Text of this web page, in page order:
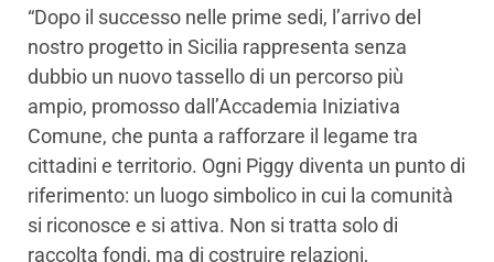
“Dopo il successo nelle prime sedi, l’arrivo del
nostro progetto in Sicilia rappresenta senza
dubbio un nuovo tassello di un percorso più
ampio, promosso dall’Accademia Iniziativa
Comune, che punta a rafforzare il legame tra
cittadini e territorio. Ogni Piggy diventa un punto di
riferimento: un luogo simbolico in cui la comunità
si riconosce e si attiva. Non si tratta solo di
raccolta fondi, ma di costruire relazioni,